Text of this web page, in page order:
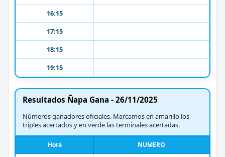
16:15
17:15
18:15
19:15
Resultados Ñapa Gana - 26/11/2025
Números ganadores oficiales. Marcamos en amarillo los
triples acertados y en verde las terminales acertadas.
Hora NUMERO